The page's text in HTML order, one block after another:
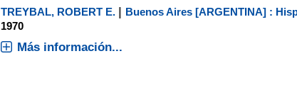
TREYBAL, ROBERT E. | Buenos Aires [ARGENTINA] :
1970
Más información...